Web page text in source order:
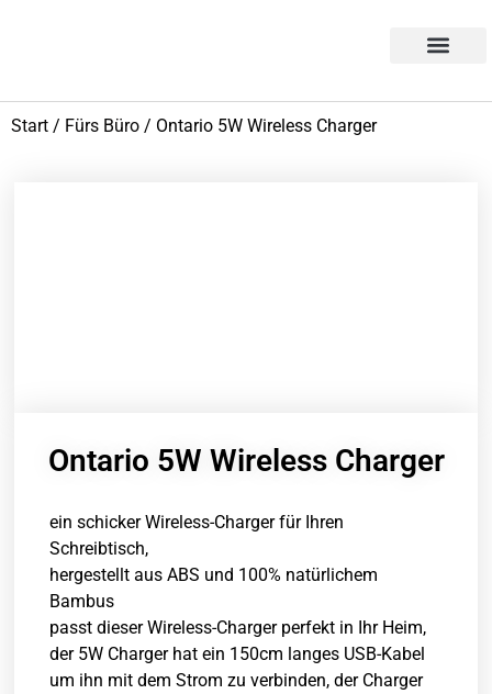
Start / Fürs Büro / Ontario 5W Wireless Charger
Ontario 5W Wireless Charger
ein schicker Wireless-Charger für Ihren
Schreibtisch,
hergestellt aus ABS und 100% natürlichem
Bambus
passt dieser Wireless-Charger perfekt in Ihr Heim,
der 5W Charger hat ein 150cm langes USB-Kabel
um ihn mit dem Strom zu verbinden, der Charger